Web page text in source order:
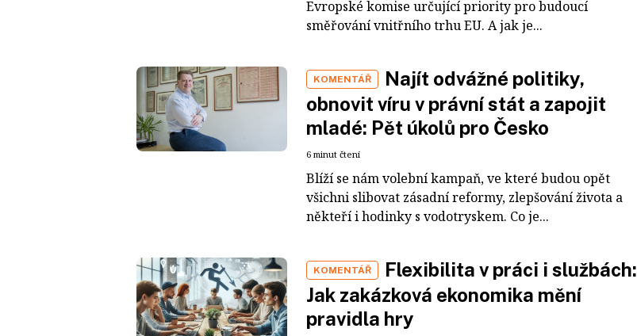
Evropské komise určující priority pro budoucí
směřování vnitřního trhu EU. A jak je...
KOMENTÁŘ
Najít odvážné politiky,
obnovit víru v právní stát a zapojit
mladé: Pět úkolů pro Česko
6 minut čtení
Blíží se nám volební kampaň, ve které budou opět
všichni slibovat zásadní reformy, zlepšování života a
někteří i hodinky s vodotryskem. Co je...
KOMENTÁŘ
Flexibilita v práci i službách:
Jak zakázková ekonomika mění
pravidla hry